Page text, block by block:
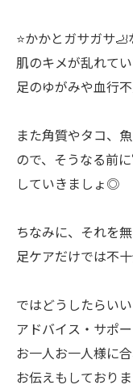
⭐️かかとガサガサ🦶
肌のキメが乱れて
足のゆがみや血行
また角質やタコ、
ので、そうなる前
していきましょ◎
ちなみに、それを
足ケアだけでは不十
ではどうしたらい
アドバイス・サポ
お一人お一人様に
お伝えもしておりま